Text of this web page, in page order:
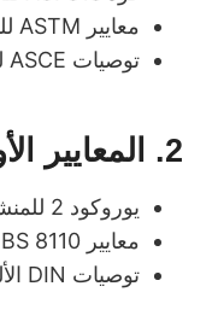
معايير ASTM للمواد الإنشائية
توصيات ASCE لتقييم المباني
2. المعايير الأوروبية
يوروكود 2 للمنشآت الخرسانية
معايير BS 8110 البريطانية
توصيات DIN الألمانية